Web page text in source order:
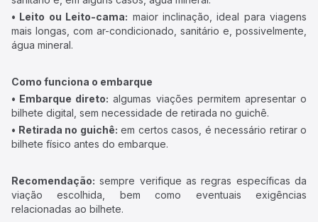
• Leito ou Leito-cama: maior inclinação, ideal para viagens
mais longas, com ar-condicionado, sanitário e, possivelmente,
água mineral.
Como funciona o embarque
• Embarque direto: algumas viações permitem apresentar o
bilhete digital, sem necessidade de retirada no guichê.
• Retirada no guichê: em certos casos, é necessário retirar o
bilhete físico antes do embarque.
Recomendação: sempre verifique as regras específicas da
viação escolhida, bem como eventuais exigências
relacionadas ao bilhete.